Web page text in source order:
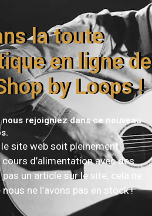
offerte dès 150€
connecté pour publier un avis.
la toute
en ligne de
by Loops !
nous rejoigniez dans ce nouveau
site web soit pleinement
d’alimentation avec des
un article sur le site, cela ne
ne l’avons pas en stock !